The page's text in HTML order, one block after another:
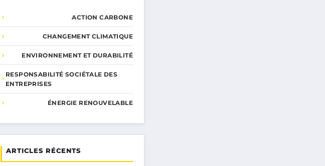
ACTION CARBONE
CHANGEMENT CLIMATIQUE
ENVIRONNEMENT ET DURABILITÉ
RESPONSABILITÉ SOCIÉTALE DES
ENTREPRISES
ÉNERGIE RENOUVELABLE
ARTICLES RÉCENTS